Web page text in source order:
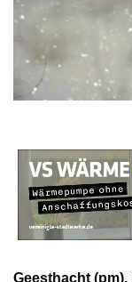
Geesthacht (pm).